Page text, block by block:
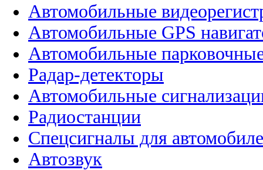
Автомобильные
Автомобильные GPS
Автомобильные
Радар-детекторы
Автомобильные
Радиостанции
Спецсигналы для
Автозвук